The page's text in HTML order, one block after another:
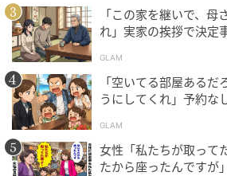
開き直っていた人と同じとは思え
以来、私の駐車場に見知らぬ車が
ありません。やっと、自分の家に
になったのです。
※GLAMが独自に実施したアンケ
代・女性読者様の体験談をもとに
「この家を継いで、母
れ」実家の挨拶で決定
た一言
GLAM
「空いてる部屋あるだ
うにしてくれ」予約な
一変
GLAM
女性「私たちが取って
たから座ったんですが